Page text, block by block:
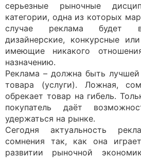
серьезные рыночные
категории, одна из которых
случае реклама будет
дизайнерские, конкурсные
имеющие никакого
назначению.
Реклама – должна быть лучшей
товара (услуги). Ложная,
обрекает товар на гибель.
покупатель даёт
удержаться на рынке.
Сегодня актуальность
сомнения так, как она
развитии рыночной